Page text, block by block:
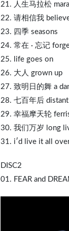
21. 人生马拉松
22. 请相信我
23. 四季 seasons
24. 常在 ∙ 忘记
25. life goes on
26. 大人 grown up
27. 致明日的舞 a
28. 七百年后
29. 幸福摩天轮
30. 我们万岁 long
31. i′d live it all
DISC2
01. FEAR and